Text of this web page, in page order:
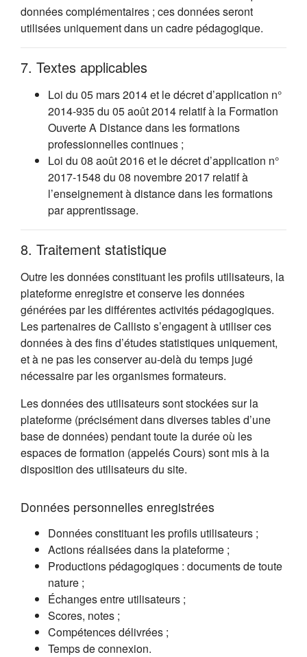
données complémentaires ; ces données seront
utilisées uniquement dans un cadre pédagogique.
7. Textes applicables
Loi du 05 mars 2014 et le décret d’application n°
2014-935 du 05 août 2014 relatif à la Formation
Ouverte A Distance dans les formations
professionnelles continues ;
Loi du 08 août 2016 et le décret d’application n°
2017-1548 du 08 novembre 2017 relatif à
l’enseignement à distance dans les formations
par apprentissage.
8. Traitement statistique
Outre les données constituant les profils utilisateurs, la
plateforme enregistre et conserve les données
générées par les différentes activités pédagogiques.
Les partenaires de Callisto s’engagent à utiliser ces
données à des fins d’études statistiques uniquement,
et à ne pas les conserver au-delà du temps jugé
nécessaire par les organismes formateurs.
Les données des utilisateurs sont stockées sur la
plateforme (précisément dans diverses tables d’une
base de données) pendant toute la durée où les
espaces de formation (appelés Cours) sont mis à la
disposition des utilisateurs du site.
Données personnelles enregistrées
Données constituant les profils utilisateurs ;
Actions réalisées dans la plateforme ;
Productions pédagogiques : documents de toute
nature ;
Échanges entre utilisateurs ;
Scores, notes ;
Compétences délivrées ;
Temps de connexion.